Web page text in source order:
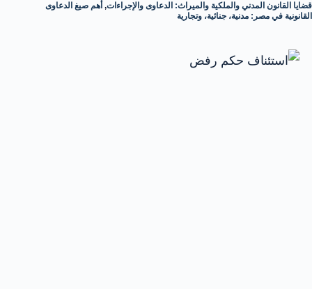
قضايا القانون المدني والملكية والميراث: الدعاوى والإجراءات, أهم صيغ الدعاوى
القانونية في مصر: مدنية، جنائية، وتجارية